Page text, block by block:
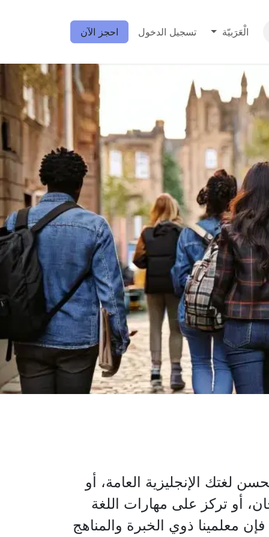
الْعَرَبيّة تسجيل الدخول احجز الآن
لغتك الإنجليزية العامة، أو
أو تركز على مهارات اللغة
معلمينا ذوي الخبرة والمناهج